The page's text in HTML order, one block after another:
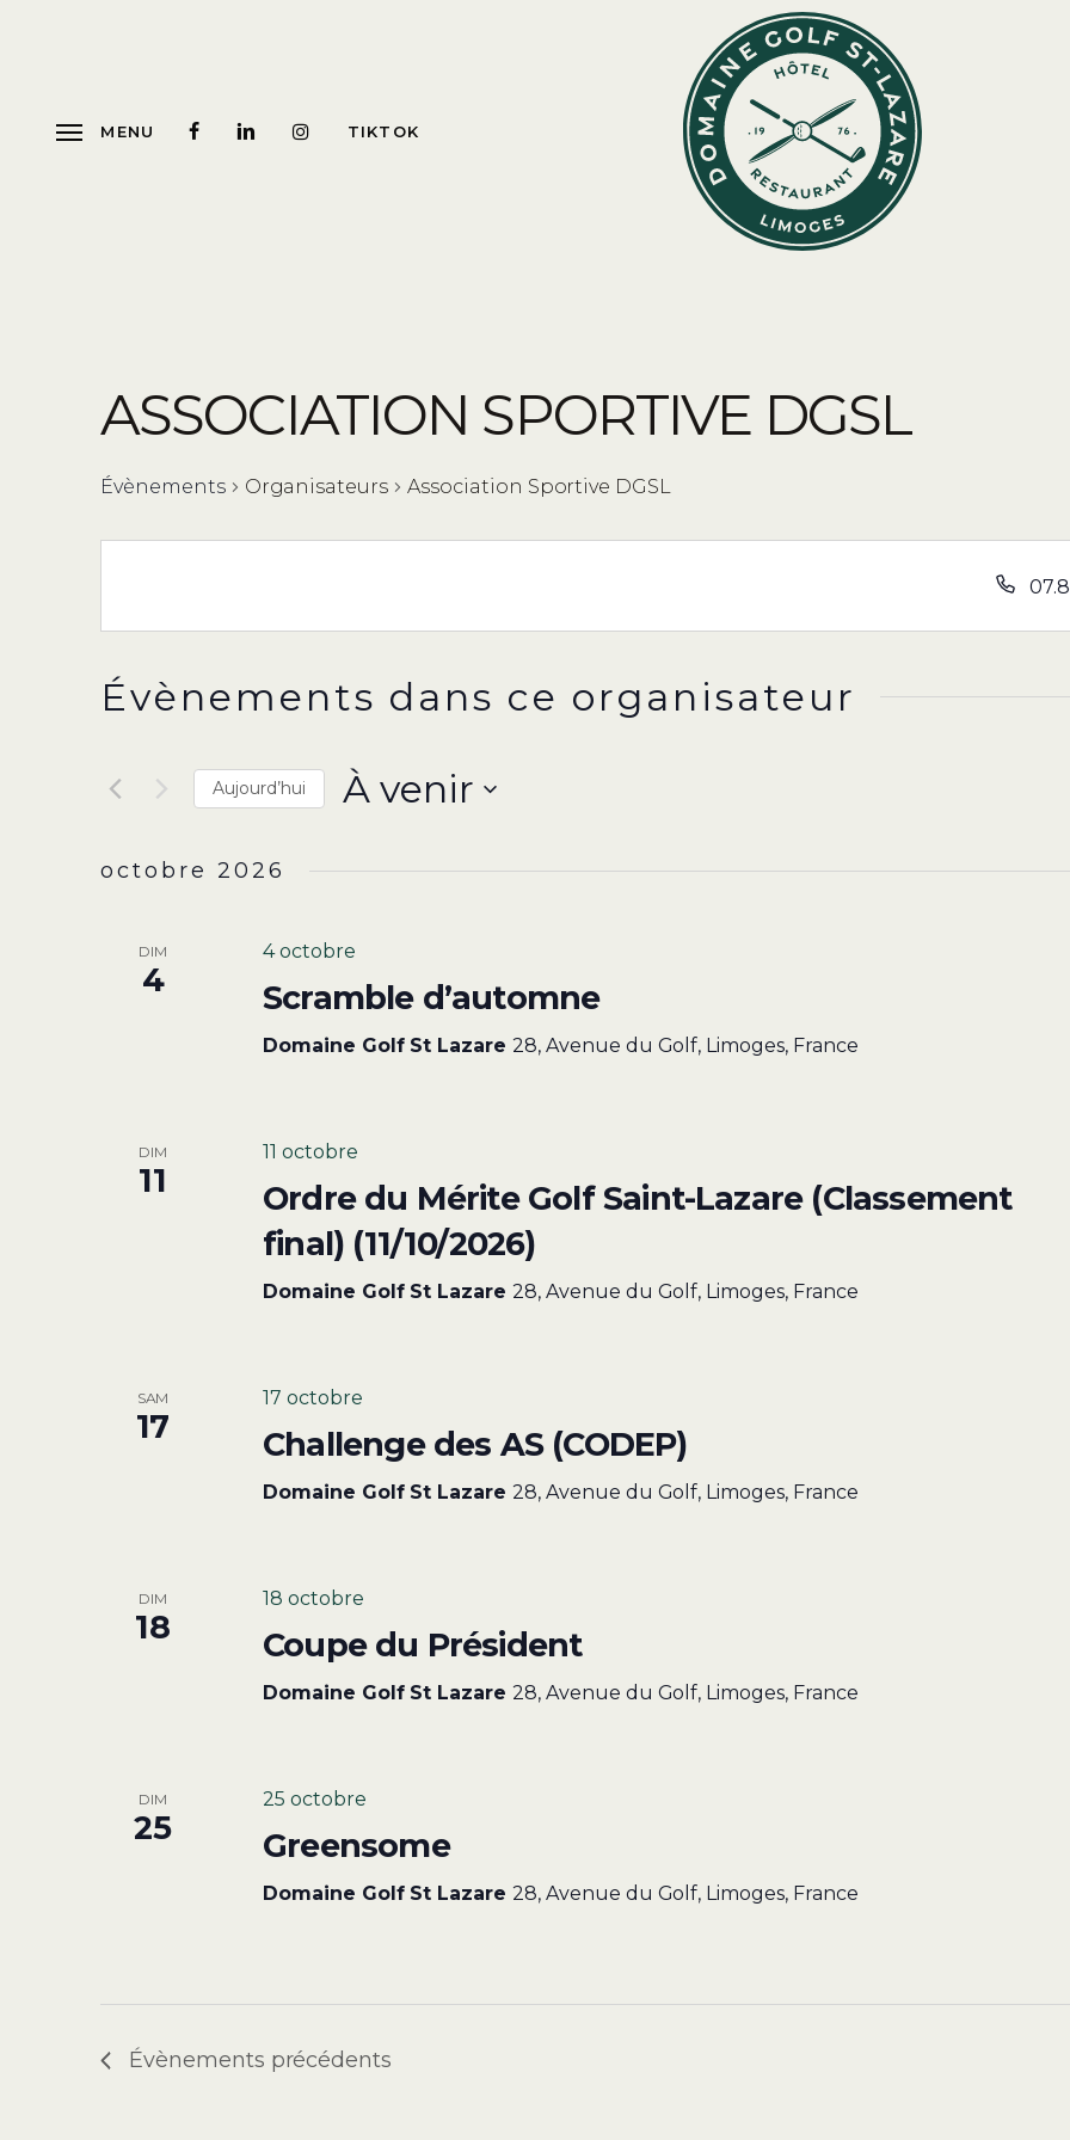
MENU TIKTOK
ASSOCIATION SPORTIVE DGSL
Évènements Organisateurs Association Sportive DGSL
Évènements dans ce organisateur
Aujourd’hui À venir
octobre 2026
DIM
4
4 octobre
Scramble d’automne
Domaine Golf St Lazare28, Avenue du Golf, Limoges, France
DIM
11
11 octobre
Ordre du Mérite Golf Saint-Lazare (Classement
final) (11/10/2026)
Domaine Golf St Lazare28, Avenue du Golf, Limoges, France
SAM
17
17 octobre
Challenge des AS (CODEP)
Domaine Golf St Lazare28, Avenue du Golf, Limoges, France
DIM
18
18 octobre
Coupe du Président
Domaine Golf St Lazare28, Avenue du Golf, Limoges, France
DIM
25
25 octobre
Greensome
Domaine Golf St Lazare28, Avenue du Golf, Limoges, France
Évènements précédents